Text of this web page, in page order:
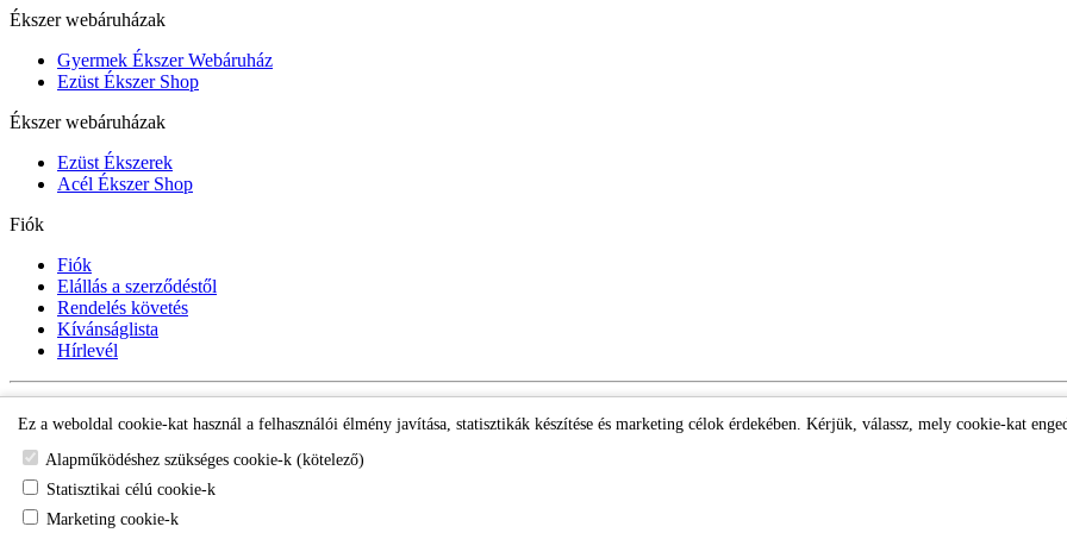
Ékszer webáruházak
Gyermek Ékszer Webáruház
Ezüst Ékszer Shop
Ékszer webáruházak
Ezüst Ékszerek
Acél Ékszer Shop
Fiók
Fiók
Elállás a szerződéstől
Rendelés követés
Kívánságlista
Hírlevél
Ez a weboldal cookie-kat használ a felhasználói élmény javítása, statisztikák készítése és marketing célok érdekében. Kérjük, válassz, mely cookie-kat
Alapműködéshez szükséges cookie-k (kötelező)
Statisztikai célú cookie-k
Marketing cookie-k